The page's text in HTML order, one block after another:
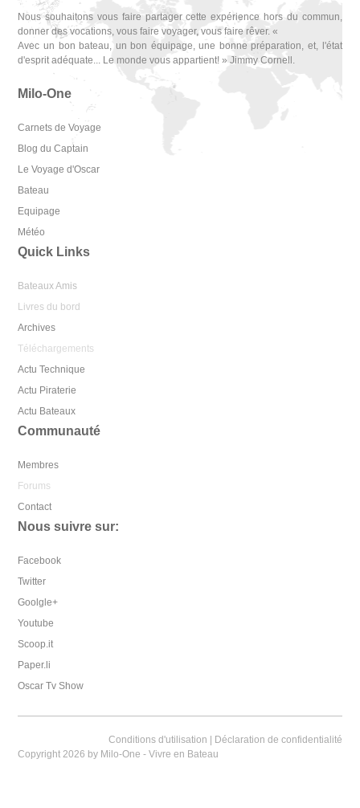
Nous souhaitons vous faire partager cette expérience hors du commun,
donner des vocations, vous faire voyager, vous faire rêver. «
Avec un bon bateau, un bon équipage, une bonne préparation, et, l'état
d'esprit adéquate... Le monde vous appartient! » Jimmy Cornell.
Milo-One
Carnets de Voyage
Blog du Captain
Le Voyage d'Oscar
Bateau
Equipage
Météo
Quick Links
Bateaux Amis
Livres du bord
Archives
Téléchargements
Actu Technique
Actu Piraterie
Actu Bateaux
Communauté
Membres
Forums
Contact
Nous suivre sur:
Facebook
Twitter
Goolgle+
Youtube
Scoop.it
Paper.li
Oscar Tv Show
Conditions d'utilisation
Déclaration de confidentialité
Copyright 2026 by Milo-One - Vivre en Bateau